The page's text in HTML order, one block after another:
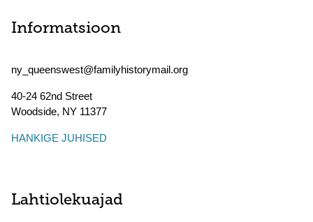
Informatsioon
ny_queenswest@familyhistorymail.org
40-24 62nd Street
Woodside, NY 11377
HANKIGE JUHISED
Lahtiolekuajad